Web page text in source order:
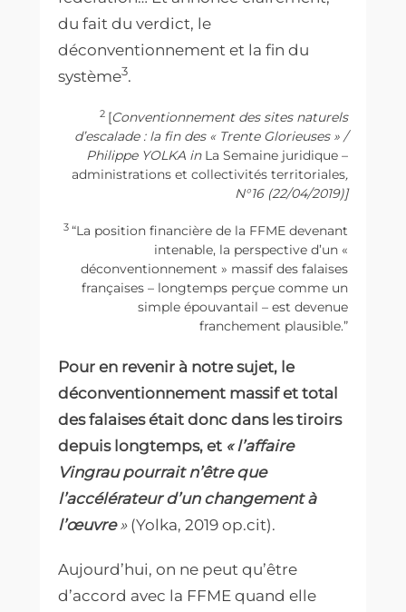
du fait du verdict, le
déconventionnement et la fin du
système3.
2 [Conventionnement des sites naturels
d’escalade : la fin des « Trente Glorieuses » /
Philippe YOLKA in La Semaine juridique –
administrations et collectivités territoriales,
N°16 (22/04/2019)]
3 “La position financière de la FFME devenant
intenable, la perspective d’un «
déconventionnement » massif des falaises
françaises – longtemps perçue comme un
simple épouvantail – est devenue
franchement plausible.”
Pour en revenir à notre sujet, le
déconventionnement massif et total
des falaises était donc dans les tiroirs
depuis longtemps, et « l’affaire
Vingrau pourrait n’être que
l’accélérateur d’un changement à
l’œuvre» (Yolka, 2019 op.cit).
Aujourd’hui, on ne peut qu’être
d’accord avec la FFME quand elle